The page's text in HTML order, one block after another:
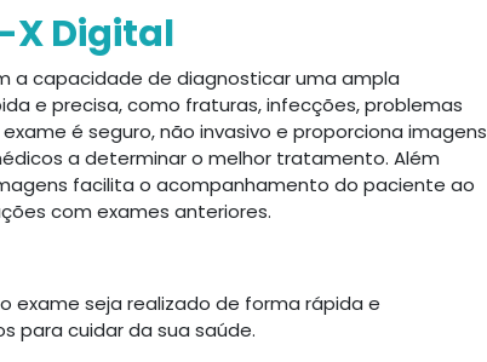
X Digital
a capacidade de diagnosticar uma ampla
e precisa, como fraturas, infecções, problemas
é seguro, não invasivo e proporciona imagens
a determinar o melhor tratamento. Além
facilita o acompanhamento do paciente ao
com exames anteriores.
exame seja realizado de forma rápida e
para cuidar da sua saúde.